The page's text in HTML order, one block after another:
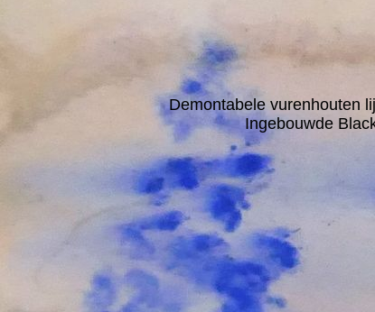
Demontabele vurenhouten
Ingebouwde